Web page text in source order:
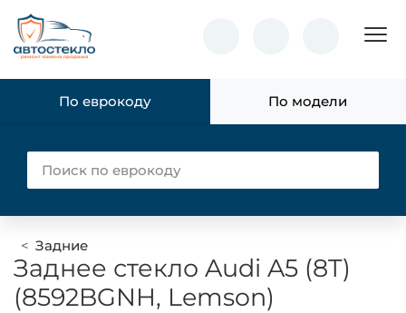
По еврокоду По модели
Задние
Заднее стекло Audi A5 (8T)
(8592BGNH, Lemson)